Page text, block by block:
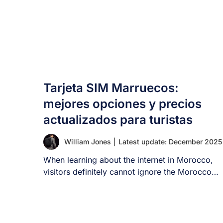
Tarjeta SIM Marruecos:
mejores opciones y precios
actualizados para turistas
William Jones Latest update: December 2025
When learning about the internet in Morocco,
visitors definitely cannot ignore the Morocco